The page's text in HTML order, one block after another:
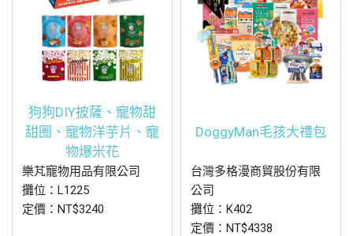
狗狗DIY披薩、寵物甜
甜圈、寵物洋芋片、寵
物爆米花
樂芃寵物用品有限公司
攤位：L1225
定價：NT$3240
DoggyMan毛孩大禮包
台灣多格漫商貿股份有限
公司
攤位：K402
定價：NT$4338